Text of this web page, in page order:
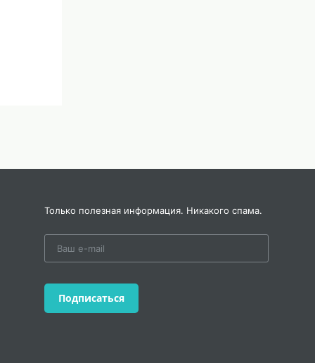
Только полезная информация. Никакого спама.
Подписаться